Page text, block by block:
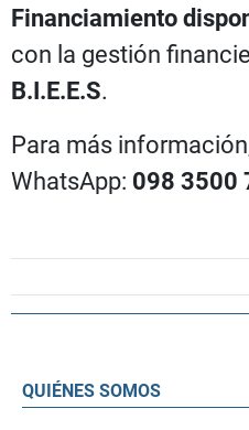
Financiamiento
con la gestión
B.I.E.E.S.
Para más
WhatsApp: 098 3500
QUIÉNES SOMOS